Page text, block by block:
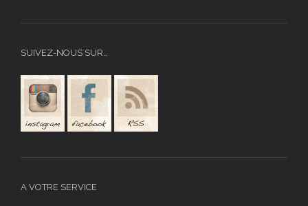
SUIVEZ-NOUS SUR…
A VOTRE SERVICE